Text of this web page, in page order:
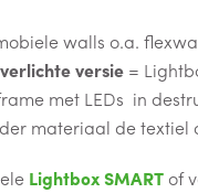
walls o.a.
verlichte versie =
met LEDs in
materiaal de textiel
LightboxSMART of